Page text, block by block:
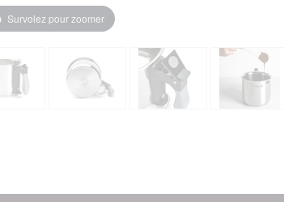
Survolez pour zoomer